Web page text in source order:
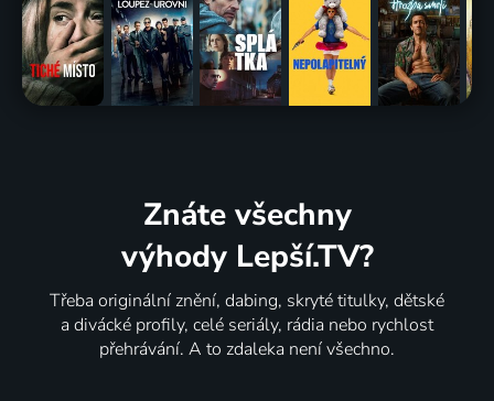
Znáte všechny
výhody Lepší.TV?
Třeba originální znění, dabing, skryté titulky, dětské
a divácké profily, celé seriály, rádia nebo rychlost
přehrávání. A to zdaleka není všechno.